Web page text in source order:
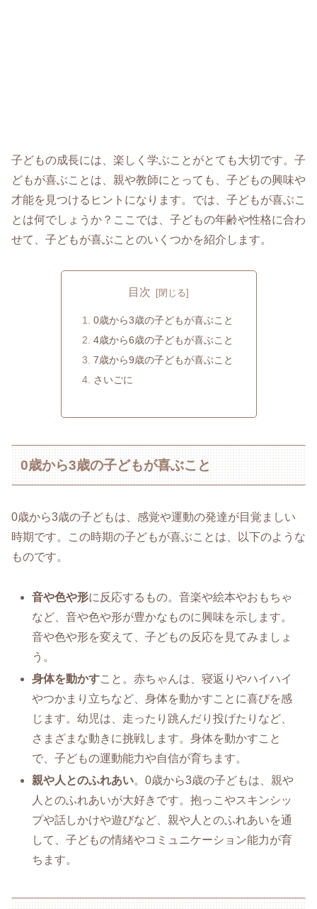
子どもの成長には、楽しく学ぶことがとても大切です。子
どもが喜ぶことは、親や教師にとっても、子どもの興味や
才能を見つけるヒントになります。では、子どもが喜ぶこ
とは何でしょうか？ここでは、子どもの年齢や性格に合わ
せて、子どもが喜ぶことのいくつかを紹介します。
目次
0歳から3歳の子どもが喜ぶこと
4歳から6歳の子どもが喜ぶこと
7歳から9歳の子どもが喜ぶこと
さいごに
0歳から3歳の子どもが喜ぶこと
0歳から3歳の子どもは、感覚や運動の発達が目覚ましい
時期です。この時期の子どもが喜ぶことは、以下のような
ものです。
音や色や形に反応するもの。音楽や絵本やおもちゃ
など、音や色や形が豊かなものに興味を示します。
音や色や形を変えて、子どもの反応を見てみましょ
う。
身体を動かすこと。赤ちゃんは、寝返りやハイハイ
やつかまり立ちなど、身体を動かすことに喜びを感
じます。幼児は、走ったり跳んだり投げたりなど、
さまざまな動きに挑戦します。身体を動かすこと
で、子どもの運動能力や自信が育ちます。
親や人とのふれあい。0歳から3歳の子どもは、親や
人とのふれあいが大好きです。抱っこやスキンシッ
プや話しかけや遊びなど、親や人とのふれあいを通
して、子どもの情緒やコミュニケーション能力が育
ちます。